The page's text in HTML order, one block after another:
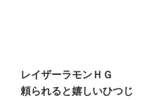
レイザーラモンＨＧ
頼られると嬉しいひつじ